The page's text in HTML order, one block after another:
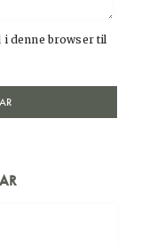
i denne browser til